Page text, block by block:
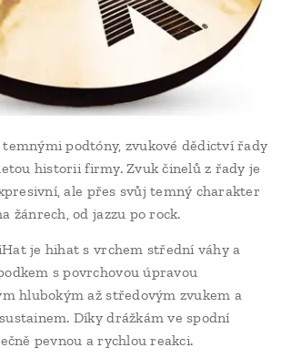
podtóny, zvukové dědictví řady
historii firmy. Zvuk činelů z řady je
ale přes svůj temný charakter
žánrech, od jazzu po rock.
je hihat s vrchem střední váhy a
s povrchovou úpravou
hlubokým až středovým zvukem a
Díky drážkám ve spodní
pevnou a rychlou reakci.